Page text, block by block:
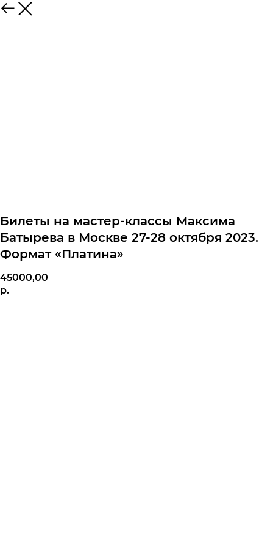
Билеты на мастер-классы Максима
Батырева в Москве 27-28 октября 2023.
Формат «Платина»
45000,00
р.